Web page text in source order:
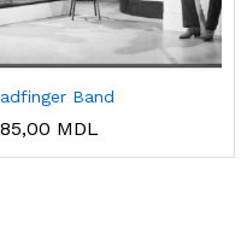
Band
MDL